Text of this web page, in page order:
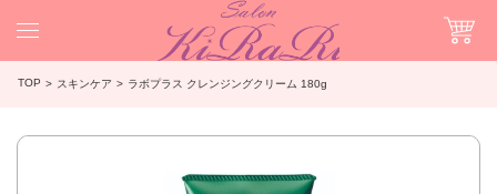
TOP スキンケア ラボプラス クレンジングクリーム 180g